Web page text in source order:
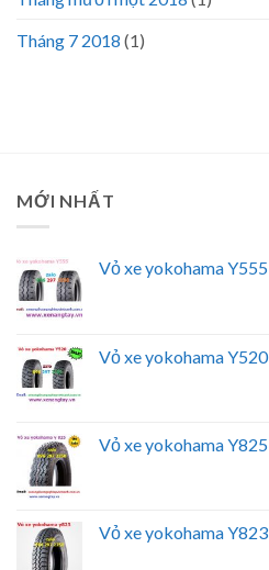
Tháng 7 2018 (1)
MỚI NHẤT
Vỏ xe yokohama Y555
Vỏ xe yokohama Y520
Vỏ xe yokohama Y825
Vỏ xe yokohama Y823